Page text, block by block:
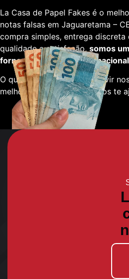
La Casa de Papel Fakes é o
notas falsas em Jaguaretama –
compra simples, entrega discreta
qualidade e satisfação, somos
fornecedores em escala nacional
O que está esperando para vir
melhor sobre como podemos te